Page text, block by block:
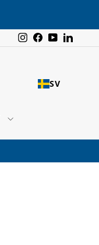
Instagram
Facebook
YouTube
SV